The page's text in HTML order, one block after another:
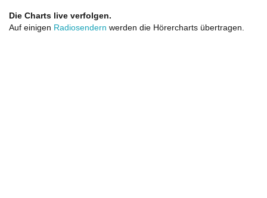
Die Charts live verfolgen.
Auf einigen Radiosendern werden die Hörercharts übertragen.